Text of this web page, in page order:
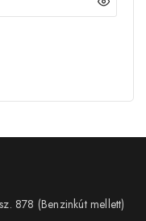
878 (Benzinkút mellett)